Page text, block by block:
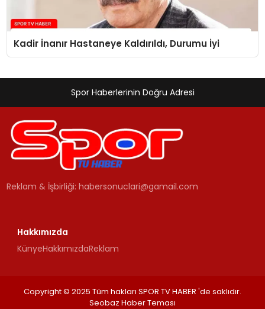
Kadir İnanır Hastaneye Kaldırıldı, Durumu İyi
Spor Haberlerinin Doğru Adresi
Reklam & İşbirliği:habersonuclari@gamail.com
Hakkımızda
KünyeHakkımızdaReklam
Copyright © 2025 Tüm hakları SPOR TV HABER 'de saklıdır.
Seobaz Haber Teması